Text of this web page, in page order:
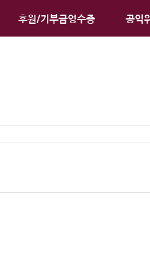
후원/기부금영수증 공익